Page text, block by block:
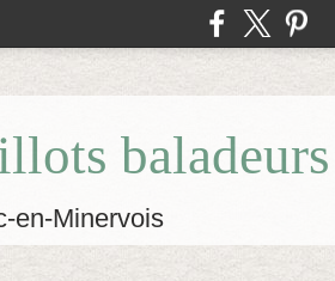
baladeurs
en-Minervois